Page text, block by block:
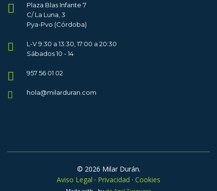
Plaza Blas Infante 7
C/ La Luna, 3
Pya-Pvo (Córdoba)
L-V 9:30 a 13:30, 17:00 a 20:30
Sábados 10 - 14
957 56 01 02
hola@milarduran.com
© 2026 Milar Durán.
Aviso Legal · Privacidad · Cookies